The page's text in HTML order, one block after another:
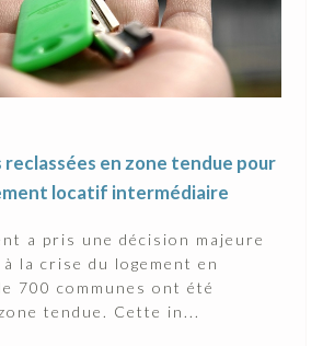
reclassées en zone tendue pour
locatif intermédiaire
a pris une décision majeure
la crise du logement en
700 communes ont été
tendue. Cette in...